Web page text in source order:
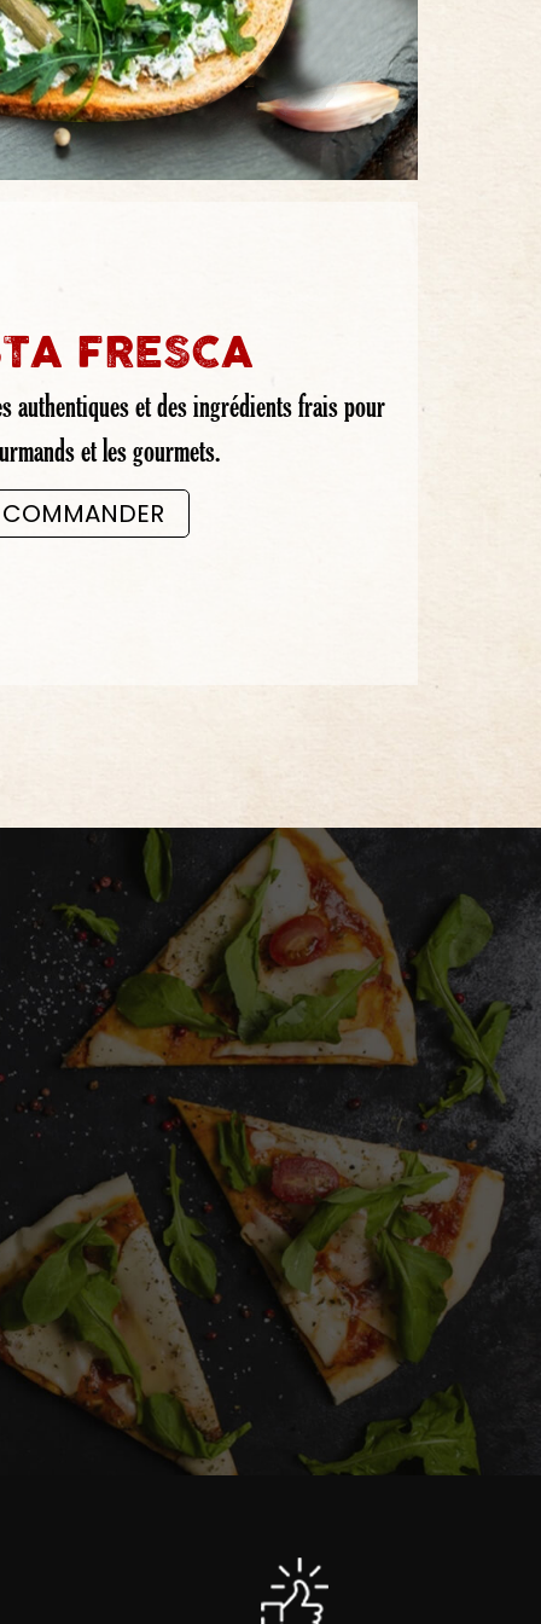
FRESCA
authentiques et des ingrédients frais pour
et les gourmets.
COMMANDER